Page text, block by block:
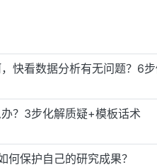
快看数据分析有无问题？6
？3步化解质疑+模板话术
何保护自己的研究成果？